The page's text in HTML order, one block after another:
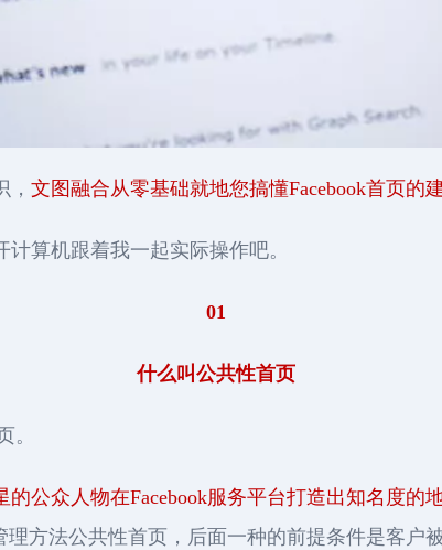
文图融合从零基础就地您搞懂Facebook首页的
算机跟着我一起实际操作吧。
01
什么叫公共性首页
。
公众人物在Facebook服务平台打造出知名度的
理方法公共性首页，后面一种的前提条件是客户